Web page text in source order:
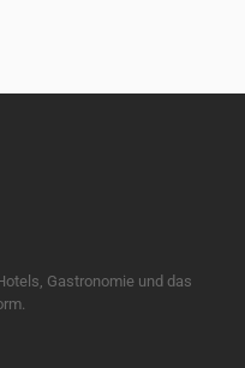
Gastronomie und das